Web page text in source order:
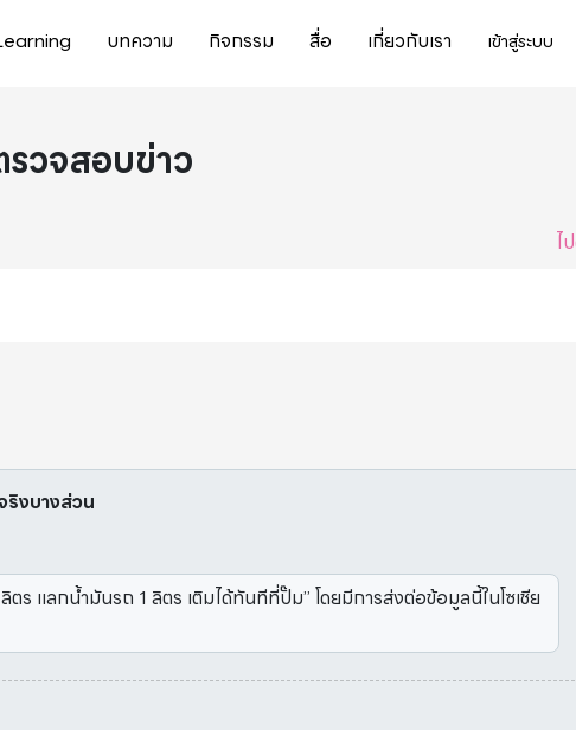
บทความ กิจกรรม สื่อ เกี่ยวกับเรา เข้าสู่ระบบ
รวจสอบข่าว
ไ
ริงบางส่วน
ร แลกน้ำมันรถ 1 ลิตร เติมได้ทันทีที่ปั๊ม” โดยมีการส่งต่อข้อมูลนี้ในโซเชีย